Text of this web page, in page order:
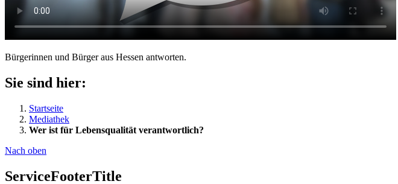
Bürgerinnen und Bürger aus Hessen antworten.
Sie sind hier:
Startseite
Mediathek
Wer ist für Lebensqualität verantwortlich?
Nach oben
ServiceFooterTitle